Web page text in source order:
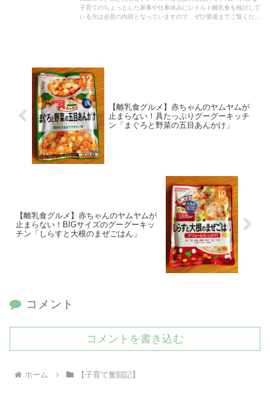
子育てのちょっとした家事や仕事休みにレトルト離乳食を検討して
いる方は必見の内容となっていますので、ぜひ最後までご覧くださ
【離乳食グルメ】赤ちゃんのヤムヤムが
止まらない！具たっぷりグーグーキッチ
ン「まぐろと野菜の五目あんかけ」
【離乳食グルメ】赤ちゃんのヤムヤムが
止まらない！BIGサイズのグーグーキッ
チン「しらすと大根のまぜごはん」
コメント
コメントを書き込む
ホーム 【子育て奮闘記】